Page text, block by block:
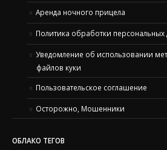
Аренда ночного прицела
Политика обработки персональных
Уведомление об использовании
файлов куки
Пользовательское соглашение
Осторожно, Мошенники
ОБЛАКО ТЕГОВ